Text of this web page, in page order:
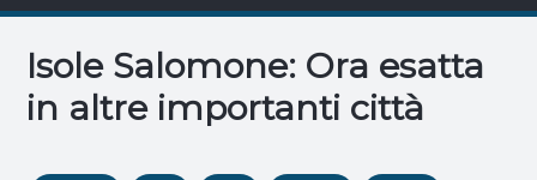
Isole Salomone: Ora esatta
in altre importanti città